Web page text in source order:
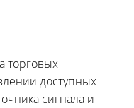
торговых
доступных
сигнала и